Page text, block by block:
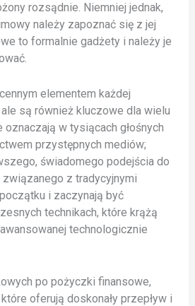
rozsądnie. Niemniej jednak,
należy zapoznać się z jej
to formalnie gadżety i należy je
elementem każdej
są również kluczowe dla wielu
oznaczają w tysiącach głośnych
przystępnych mediów;
świadomego podejścia do
z tradycyjnymi
i zaczynają być
technikach, które krążą
technologicznie
po pożyczki finansowe,
oferują doskonały przepływ i